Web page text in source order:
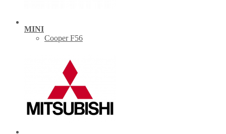
MINI
Cooper F56